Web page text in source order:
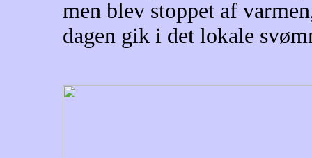
men blev stoppet af
dagen gik i det lokale